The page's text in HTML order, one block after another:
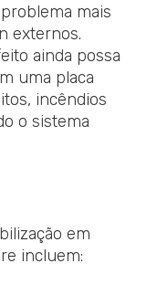
mais
externos.
ainda possa
uma placa
incêndios
o sistema
em
incluem: